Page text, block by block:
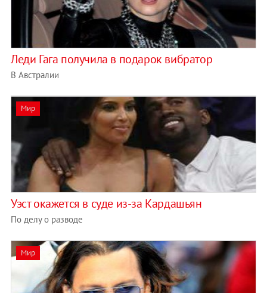
Леди Гага получила в подарок вибратор
В Австралии
Мир
Уэст окажется в суде из-за Кардашьян
По делу о разводе
Мир